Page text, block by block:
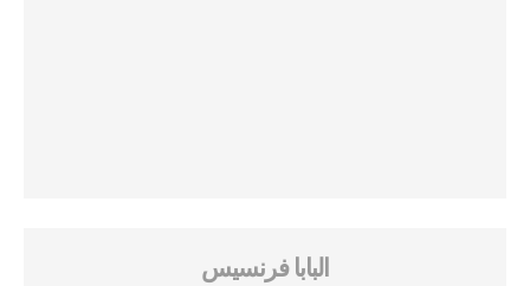
البابا فرنسيس